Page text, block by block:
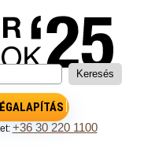
+36 30 220 1100